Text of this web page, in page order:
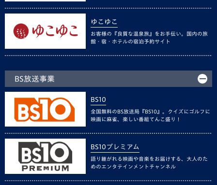
ゆこゆこ
お客様の『良質な温泉旅』をお手伝い。国内の旅
館・宿・ホテルの宿泊予約サイト
BS放送事業
BS10
全国無料のBS放送局『BS10』。クイズにゴルフに
映画に麻雀、楽しい番組てんこ盛り！
BS10プレミアム
語り継がれる映画や音楽をお届けする、大人のた
めのエンタテインメントチャンネル